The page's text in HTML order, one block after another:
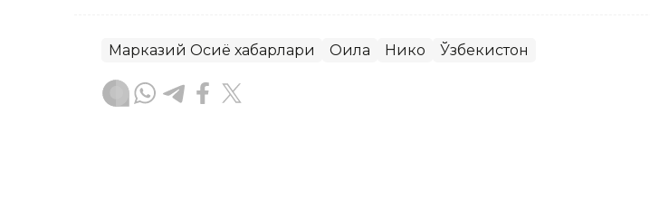
Марказий Осиё хабарлари Оила Никоҳ Ўзбекистон